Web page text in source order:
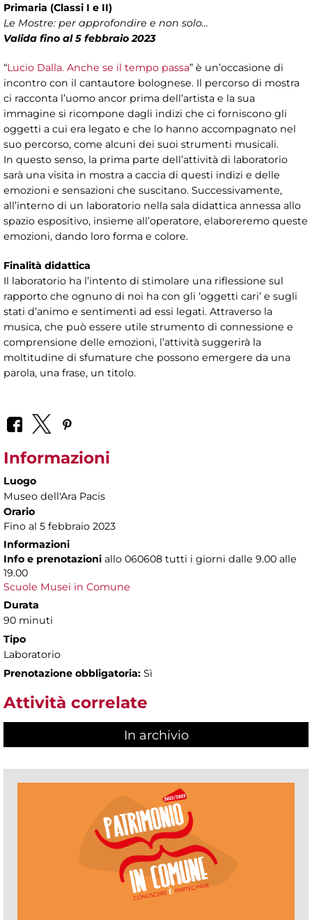
Primaria (Classi I e II)
Le Mostre: per approfondire e non solo...
Valida fino al 5 febbraio 2023
“Lucio Dalla. Anche se il tempo passa” è un’occasione di
incontro con il cantautore bolognese. Il percorso di mostra
ci racconta l’uomo ancor prima dell’artista e la sua
immagine si ricompone dagli indizi che ci forniscono gli
oggetti a cui era legato e che lo hanno accompagnato nel
suo percorso, come alcuni dei suoi strumenti musicali.
In questo senso, la prima parte dell’attività di laboratorio
sarà una visita in mostra a caccia di questi indizi e delle
emozioni e sensazioni che suscitano. Successivamente,
all’interno di un laboratorio nella sala didattica annessa allo
spazio espositivo, insieme all’operatore, elaboreremo queste
emozioni, dando loro forma e colore.
Finalità didattica
Il laboratorio ha l’intento di stimolare una riflessione sul
rapporto che ognuno di noi ha con gli ‘oggetti cari’ e sugli
stati d’animo e sentimenti ad essi legati. Attraverso la
musica, che può essere utile strumento di connessione e
comprensione delle emozioni, l’attività suggerirà la
moltitudine di sfumature che possono emergere da una
parola, una frase, un titolo.
Informazioni
Luogo
Museo dell'Ara Pacis
Orario
Fino al 5 febbraio 2023
Informazioni
Info e prenotazioni allo 060608 tutti i giorni dalle 9.00 alle
19.00
Scuole Musei in Comune
Durata
90 minuti
Tipo
Laboratorio
Prenotazione obbligatoria: Sì
Attività correlate
In archivio